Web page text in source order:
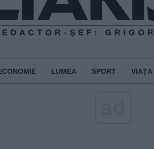
LUMEA SPORT VIAȚA